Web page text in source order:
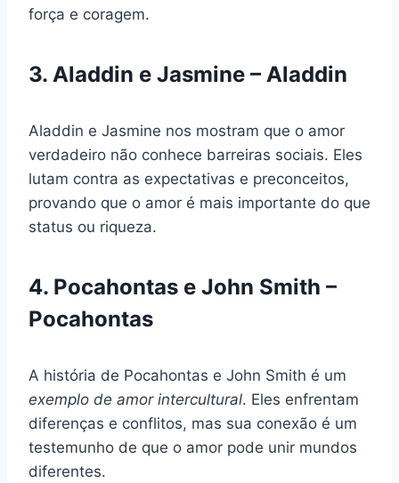
força e coragem.
3. Aladdin e Jasmine – Aladdin
Aladdin e Jasmine nos mostram que o amor
verdadeiro não conhece barreiras sociais. Eles
lutam contra as expectativas e preconceitos,
provando que o amor é mais importante do que
status ou riqueza.
4. Pocahontas e John Smith –
Pocahontas
A história de Pocahontas e John Smith é um
exemplo de amor intercultural. Eles enfrentam
diferenças e conflitos, mas sua conexão é um
testemunho de que o amor pode unir mundos
diferentes.